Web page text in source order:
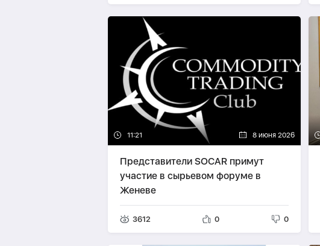
11:21 8 июня 2026
Представители SOCAR примут
участие в сырьевом форуме в
Женеве
3612 0 0